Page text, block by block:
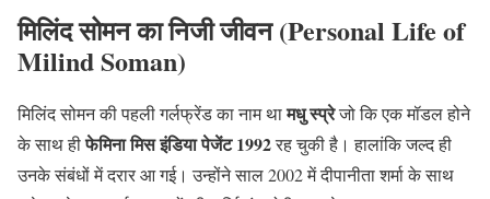
मिलिंद सोमन का निजी जीवन(Personal Life of
Milind Soman)
मिलिंद सोमन की पहली गर्लफ्रेंड का नाम थामधु स्प्रेजो कि एक मॉडल होने
के साथ हीफेमिना मिस इंडिया पेजेंट 1992रह चुकी है। हालांकि जल्द ही
उनके संबंधों में दरार आ गई। उन्होंने साल 2002 में दीपानीता शर्मा के साथ